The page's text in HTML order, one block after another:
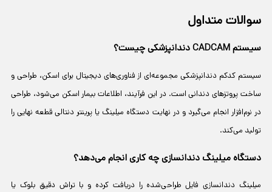
سوالات متداول
سیستم CADCAM دندانپزشکی چیست؟
سیستم کدکم دندانپزشکی مجموعه‌ای از فناوری‌های دیجیتال برای اسکن، طراحی و
ساخت پروتزهای دندانی است. در این فرآیند، اطلاعات بیمار اسکن می‌شود، طراحی
در نرم‌افزار انجام می‌گیرد و در نهایت دستگاه میلینگ یا پرینتر دنتالی قطعه نهایی را
تولید می‌کند.
دستگاه میلینگ دندانسازی چه کاری انجام می‌دهد؟
میلینگ دندانسازی فایل طراحی‌شده را دریافت کرده و با تراش دقیق بلوک یا